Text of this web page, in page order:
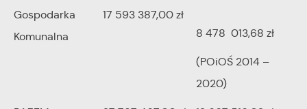
Gospodarka
Komunalna
17 593 387,00 zł
8 478 013,68 zł
(POiOŚ 2014 –
2020)